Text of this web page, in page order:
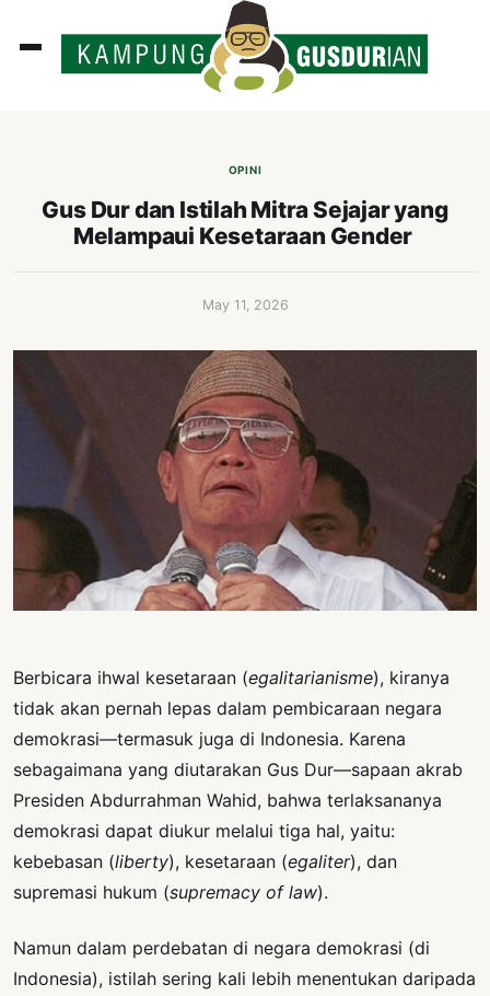
OPINI
Gus Dur dan Istilah Mitra Sejajar yang
Melampaui Kesetaraan Gender
May 11, 2026
Berbicara ihwal kesetaraan (egalitarianisme), kiranya
tidak akan pernah lepas dalam pembicaraan negara
demokrasi—termasuk juga di Indonesia. Karena
sebagaimana yang diutarakan Gus Dur—sapaan akrab
Presiden Abdurrahman Wahid, bahwa terlaksananya
demokrasi dapat diukur melalui tiga hal, yaitu:
kebebasan (liberty), kesetaraan (egaliter), dan
supremasi hukum (supremacy of law).
Namun dalam perdebatan di negara demokrasi (di
Indonesia), istilah sering kali lebih menentukan daripada